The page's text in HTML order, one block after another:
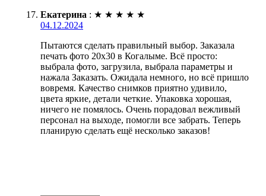
Екатерина : ★ ★ ★ ★ ★
04.12.2024
Пытаются сделать правильный выбор. Заказала
печать фото 20х30 в Когалыме. Всё просто:
выбрала фото, загрузила, выбрала параметры и
нажала Заказать. Ожидала немного, но всё пришло
вовремя. Качество снимков приятно удивило,
цвета яркие, детали четкие. Упаковка хорошая,
ничего не помялось. Очень порадовал вежливый
персонал на выходе, помогли все забрать. Теперь
планирую сделать ещё несколько заказов!